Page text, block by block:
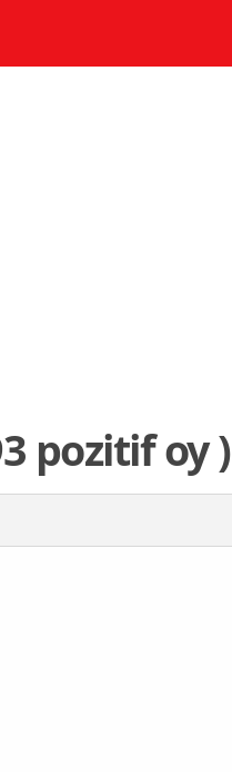
pozitif oy )